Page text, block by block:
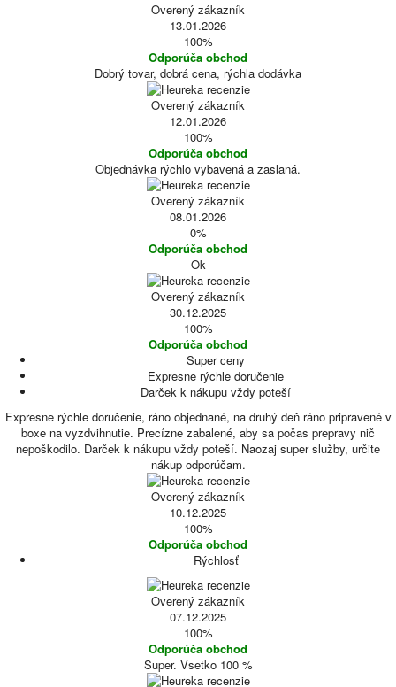
Overený zákazník
13.01.2026
100%
Odporúča obchod
Dobrý tovar, dobrá cena, rýchla dodávka
Overený zákazník
12.01.2026
100%
Odporúča obchod
Objednávka rýchlo vybavená a zaslaná.
Overený zákazník
08.01.2026
0%
Odporúča obchod
Ok
Overený zákazník
30.12.2025
100%
Odporúča obchod
Super ceny
Expresne rýchle doručenie
Darček k nákupu vždy poteší
Expresne rýchle doručenie, ráno objednané, na druhý deň ráno pripravené v
boxe na vyzdvihnutie. Precízne zabalené, aby sa počas prepravy nič
nepoškodilo. Darček k nákupu vždy poteší. Naozaj super služby, určite
nákup odporúčam.
Overený zákazník
10.12.2025
100%
Odporúča obchod
Rýchlosť
Overený zákazník
07.12.2025
100%
Odporúča obchod
Super. Vsetko 100 %